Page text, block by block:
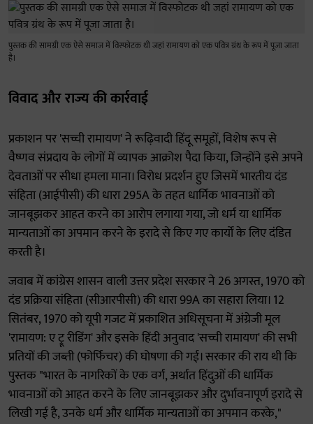
पुस्तक की सामग्री एक ऐसे समाज में विस्फोटक थी जहां रामायण को एक पवित्र ग्रंथ के रूप में पूजा जाता
है।
विवाद और राज्य की कार्रवाई
प्रकाशन पर 'सच्ची रामायण' ने रूढ़िवादी हिंदू समूहों, विशेष रूप से
वैष्णव संप्रदाय के लोगों में व्यापक आक्रोश पैदा किया, जिन्होंने इसे अपने
देवताओं पर सीधा हमला माना। विरोध प्रदर्शन हुए जिसमें भारतीय दंड
संहिता (आईपीसी) की धारा 295A के तहत धार्मिक भावनाओं को
जानबूझकर आहत करने का आरोप लगाया गया, जो धर्म या धार्मिक
मान्यताओं का अपमान करने के इरादे से किए गए कार्यों के लिए दंडित
करती है।
जवाब में कांग्रेस शासन वाली उत्तर प्रदेश सरकार ने 26 अगस्त, 1970 को
दंड प्रक्रिया संहिता (सीआरपीसी) की धारा 99A का सहारा लिया। 12
सितंबर, 1970 को यूपी गजट में प्रकाशित अधिसूचना में अंग्रेजी मूल
'रामायण: ए ट्रू रीडिंग' और इसके हिंदी अनुवाद 'सच्ची रामायण' की सभी
प्रतियों की जब्ती (फोर्फिचर) की घोषणा की गई। सरकार की राय थी कि
पुस्तक "भारत के नागरिकों के एक वर्ग, अर्थात हिंदुओं की धार्मिक
भावनाओं को आहत करने के लिए जानबूझकर और दुर्भावनापूर्ण इरादे से
लिखी गई है, उनके धर्म और धार्मिक मान्यताओं का अपमान करके,"